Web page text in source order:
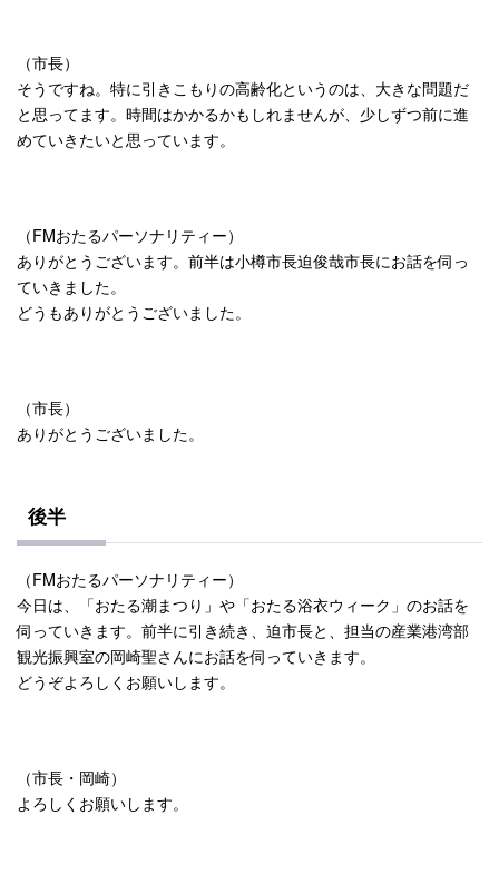
（市長）
そうですね。特に引きこもりの高齢化というのは、大きな問題だ
と思ってます。時間はかかるかもしれませんが、少しずつ前に進
めていきたいと思っています。
（FMおたるパーソナリティー）
ありがとうございます。前半は小樽市長迫俊哉市長にお話を伺っ
ていきました。
どうもありがとうございました。
（市長）
ありがとうございました。
後半
（FMおたるパーソナリティー）
今日は、「おたる潮まつり」や「おたる浴衣ウィーク」のお話を
伺っていきます。前半に引き続き、迫市長と、担当の産業港湾部
観光振興室の岡崎聖さんにお話を伺っていきます。
どうぞよろしくお願いします。
（市長・岡崎）
よろしくお願いします。